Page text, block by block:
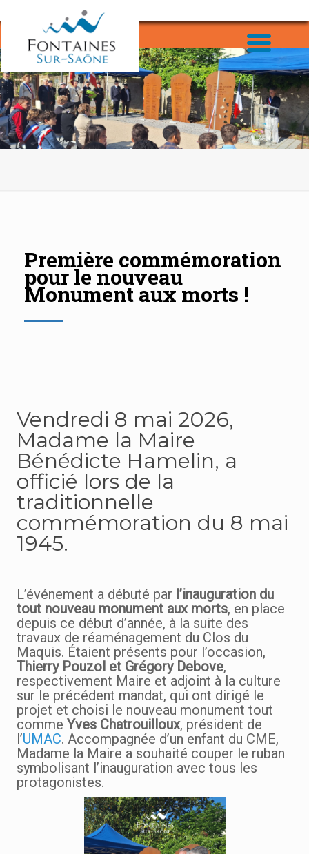
Première commémoration
pour le nouveau
Monument aux morts !
Vendredi 8 mai 2026,
Madame la Maire
Bénédicte Hamelin, a
officié lors de la
traditionnelle
commémoration du 8 mai
1945.
L’événement a débuté par l’inauguration du
tout nouveau monument aux morts, en place
depuis ce début d’année, à la suite des
travaux de réaménagement du Clos du
Maquis. Étaient présents pour l’occasion,
Thierry Pouzol et Grégory Debove,
respectivement Maire et adjoint à la culture
sur le précédent mandat, qui ont dirigé le
projet et choisi le nouveau monument tout
commeYves Chatrouilloux, président de
l’UMAC. Accompagnée d’un enfant du CME,
Madame la Maire a souhaité couper le ruban
symbolisant l’inauguration avec tous les
protagonistes.